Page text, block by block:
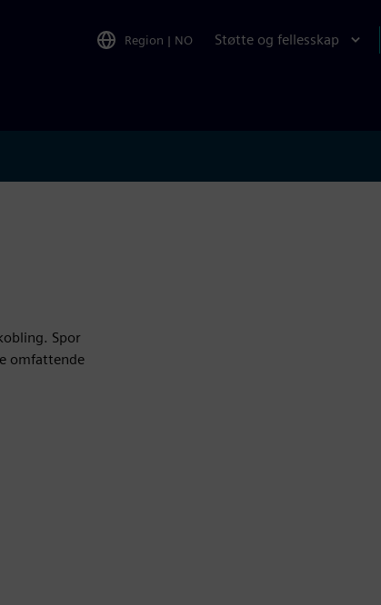
Region | NO Støtte og fellesskap
Spor
omfattende